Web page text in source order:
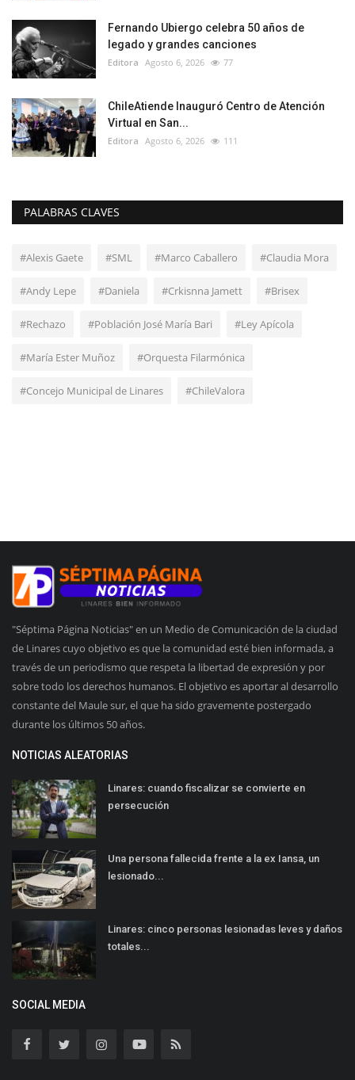
Fernando Ubiergo celebra 50 años de
legado y grandes canciones
Editora Agosto 6, 2026 77
ChileAtiende Inauguró Centro de Atención
Virtual en San...
Editora Agosto 6, 2026 111
PALABRAS CLAVES
#Alexis Gaete #SML #Marco Caballero #Claudia Mora
#Andy Lepe #Daniela #Crkisnna Jamett #Brisex
#Rechazo #Población José María Bari #Ley Apícola
#María Ester Muñoz #Orquesta Filarmónica
#Concejo Municipal de Linares #ChileValora
"Séptima Página Noticias" en un Medio de Comunicación de la ciudad
de Linares cuyo objetivo es que la comunidad esté bien informada, a
través de un periodismo que respeta la libertad de expresión y por
sobre todo los derechos humanos. El objetivo es aportar al desarrollo
constante del Maule sur, el que ha sido gravemente postergado
durante los últimos 50 años.
NOTICIAS ALEATORIAS
Linares: cuando fiscalizar se convierte en
persecución
Una persona fallecida frente a la ex Iansa, un
lesionado...
Linares: cinco personas lesionadas leves y daños
totales...
SOCIAL MEDIA